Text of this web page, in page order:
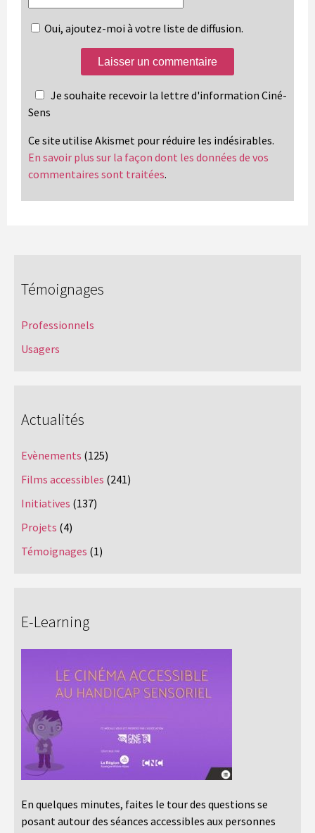
Oui, ajoutez-moi à votre liste de diffusion.
Je souhaite recevoir la lettre d'information Ciné-
Sens
Ce site utilise Akismet pour réduire les indésirables.
En savoir plus sur la façon dont les données de vos
commentaires sont traitées.
Témoignages
Professionnels
Usagers
Actualités
Evènements (125)
Films accessibles (241)
Initiatives (137)
Projets (4)
Témoignages (1)
E-Learning
En quelques minutes, faites le tour des questions se
posant autour des séances accessibles aux personnes